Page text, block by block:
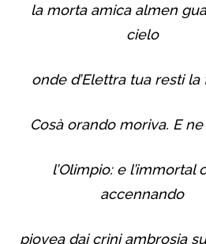
la morta amica almen
cielo
onde d’Elettra tua resti la
Cosà­ orando moriva. E
l’Olimpio: e l’immortal
accennando
piovea dai crini ambrosia